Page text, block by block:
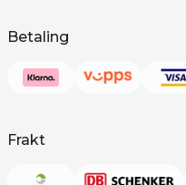
Betaling
Frakt